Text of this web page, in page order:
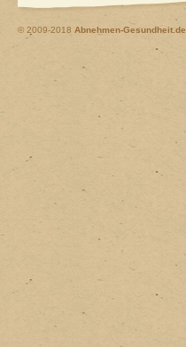
© 2009-2018 Abnehmen-Gesundheit.de